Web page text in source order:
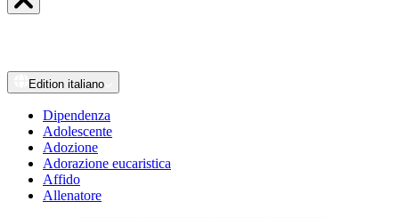
Edition italiano
Dipendenza
Adolescente
Adozione
Adorazione eucaristica
Affido
Allenatore